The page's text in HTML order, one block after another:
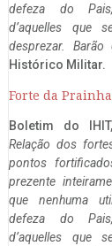
defeza do
d’aquelles que
desprezar. Barão
Histórico Militar.
Forte da Prainha
Boletim do
Relação dos
pontos
prezente
que nenhuma
defeza do
d’aquelles que